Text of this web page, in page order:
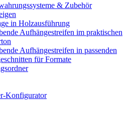
& Zubehör
in Holzausführung
Aufhängestreifen im praktischen
Aufhängestreifen in passenden
für Formate
Konfigurator